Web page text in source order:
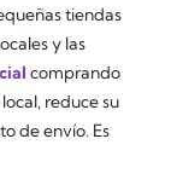
tiendas
y las
comprando
reduce su
de envío. Es